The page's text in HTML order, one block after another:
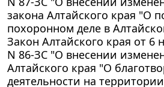
закона Алтайского края "О
похоронном деле в
Закон Алтайского края от 6
N 86-ЗС "О внесении
Алтайского края "О
деятельности на